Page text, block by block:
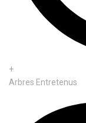
+
Arbres Entretenus